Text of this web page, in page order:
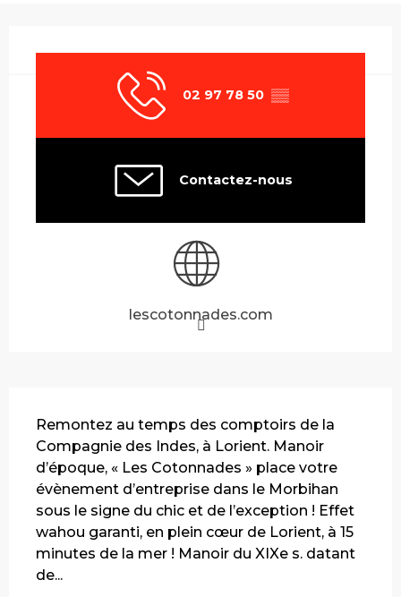
02 97 78 50 ▒▒
Contactez-nous
lescotonnades.com
Remontez au temps des comptoirs de la
Compagnie des Indes, à Lorient. Manoir
d’époque, « Les Cotonnades » place votre
évènement d’entreprise dans le Morbihan
sous le signe du chic et de l’exception ! Effet
wahou garanti, en plein cœur de Lorient, à 15
minutes de la mer ! Manoir du XIXe s. datant
de...